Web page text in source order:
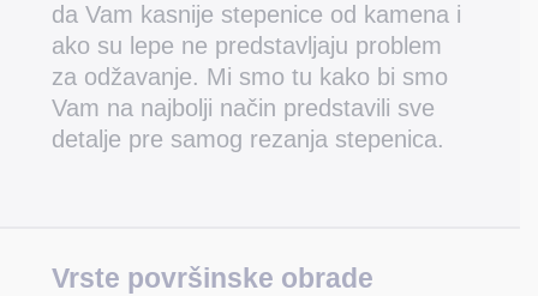
da Vam kasnije stepenice od kamena i
ako su lepe ne predstavljaju problem
za odžavanje. Mi smo tu kako bi smo
Vam na najbolji način predstavili sve
detalje pre samog rezanja stepenica.
Vrste površinske obrade